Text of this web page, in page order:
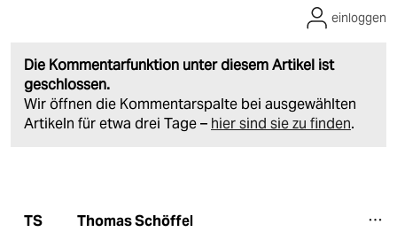
Die Kommentarfunktion unter diesem Artikel ist
geschlossen.
Wir öffnen die Kommentarspalte bei ausgewählten
Artikeln für etwa drei Tage – hier sind sie zu finden.
einloggen
TS Thomas Schöffel